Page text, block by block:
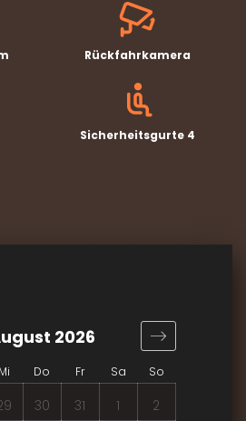
Rückfahrkamera
Sicherheitsgurte 4
Mi Do Fr Sa So
2026
30 31 1 2